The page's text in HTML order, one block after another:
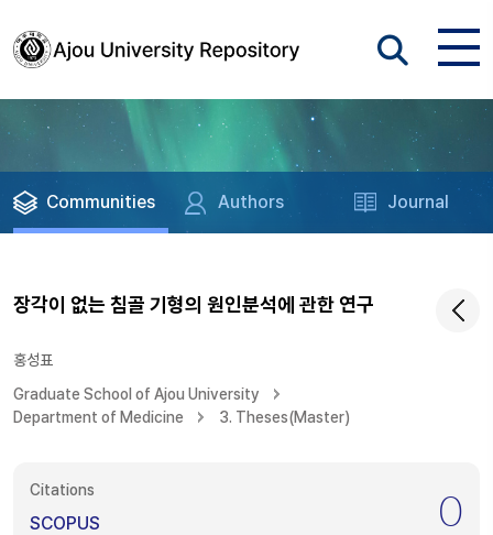
Communities Authors Journal
장각이 없는 침골 기형의 원인분석에 관한 연구
홍성표
Graduate School of Ajou University
Department of Medicine
3. Theses(Master)
Citations
SCOPUS 0